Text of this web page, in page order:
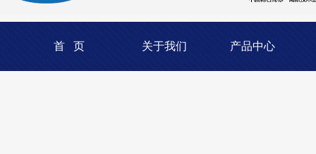
首 页 关于我们 产品中心